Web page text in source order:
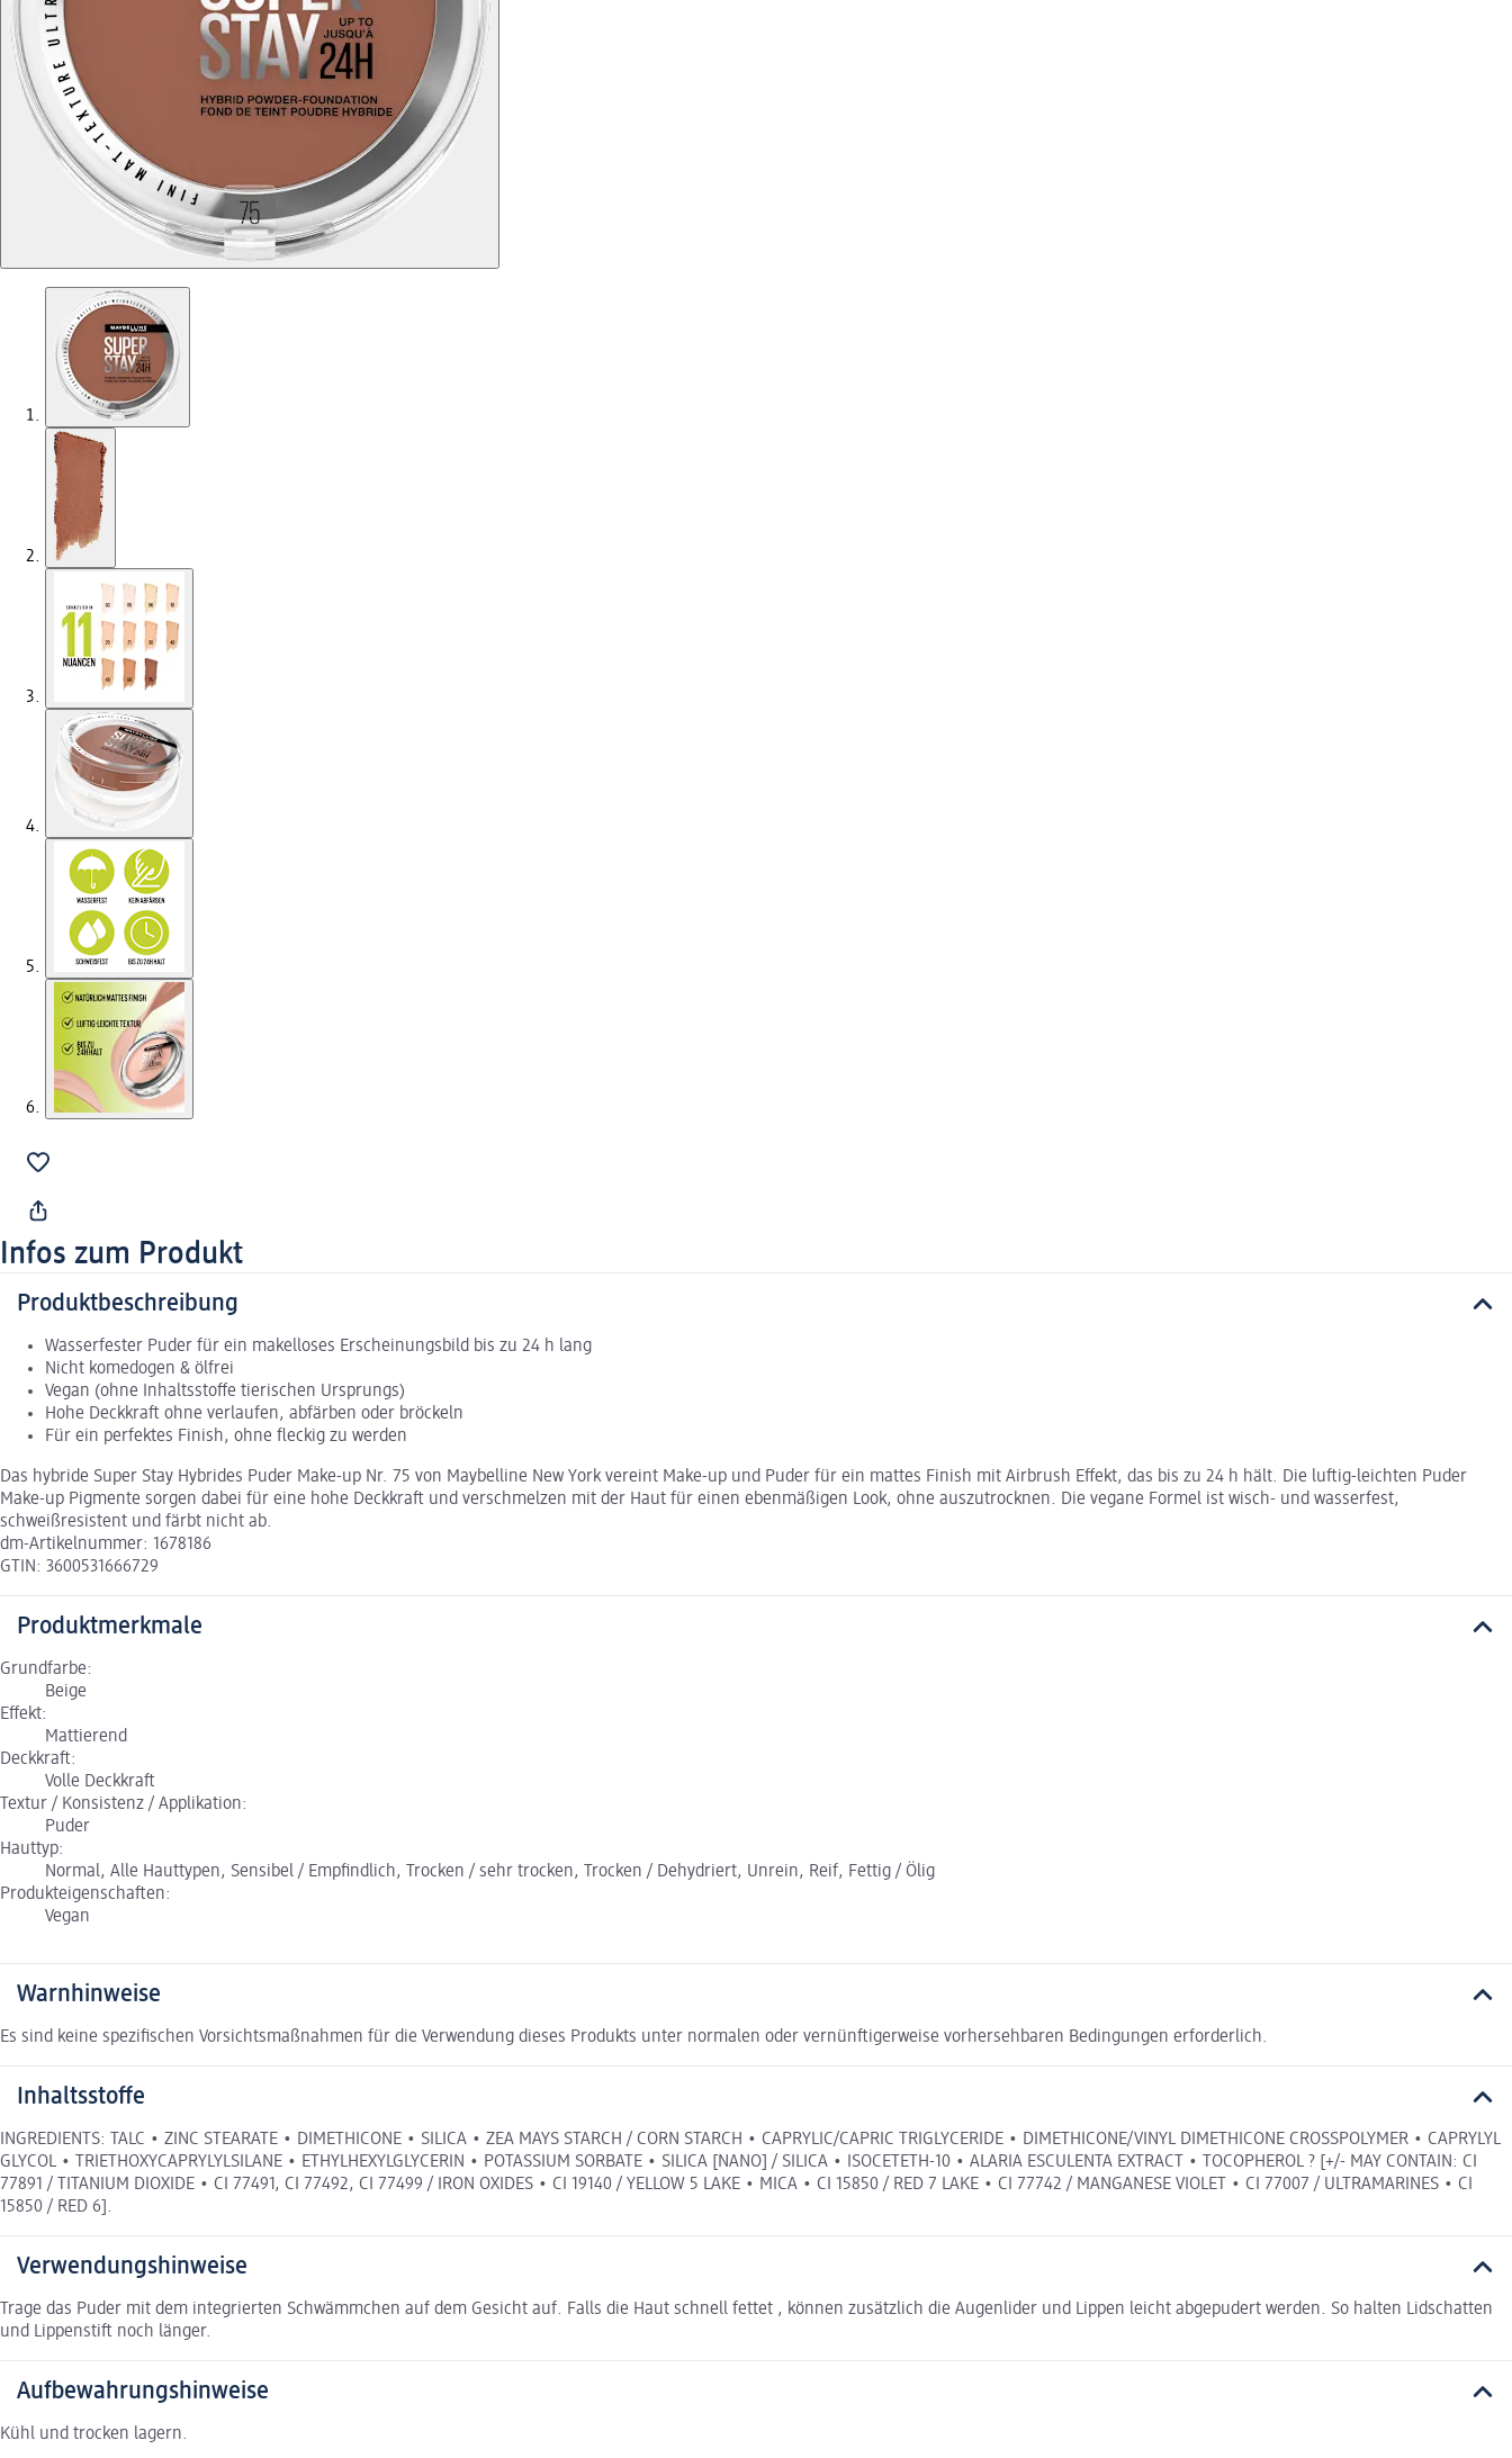
Infos zum Produkt
Produktbeschreibung
Wasserfester Puder für ein makelloses Erscheinungsbild bis zu 24 h lang
Nicht komedogen & ölfrei
Vegan (ohne Inhaltsstoffe tierischen Ursprungs)
Hohe Deckkraft ohne verlaufen, abfärben oder bröckeln
Für ein perfektes Finish, ohne fleckig zu werden
Das hybride Super Stay Hybrides Puder Make-up Nr. 75 von Maybelline New York vereint Make-up und Puder für ein mattes Finish mit Airbrush Effekt, das bis zu 24 h hält. Die luftig-leichten Puder
Make-up Pigmente sorgen dabei für eine hohe Deckkraft und verschmelzen mit der Haut für einen ebenmäßigen Look, ohne auszutrocknen. Die vegane Formel ist wisch- und wasserfest,
schweißresistent und färbt nicht ab.
dm-Artikelnummer: 1678186
GTIN: 3600531666729
Produktmerkmale
Grundfarbe:
Beige
Effekt:
Mattierend
Deckkraft:
Volle Deckkraft
Textur / Konsistenz / Applikation:
Puder
Hauttyp:
Normal, Alle Hauttypen, Sensibel / Empfindlich, Trocken / sehr trocken, Trocken / Dehydriert, Unrein, Reif, Fettig / Ölig
Produkteigenschaften:
Vegan
Warnhinweise
Es sind keine spezifischen Vorsichtsmaßnahmen für die Verwendung dieses Produkts unter normalen oder vernünftigerweise vorhersehbaren Bedingungen erforderlich.
Inhaltsstoffe
INGREDIENTS: TALC • ZINC STEARATE • DIMETHICONE • SILICA • ZEA MAYS STARCH / CORN STARCH • CAPRYLIC/CAPRIC TRIGLYCERIDE • DIMETHICONE/VINYL DIMETHICONE CROSSPOLYMER • CAPRYLYL
GLYCOL • TRIETHOXYCAPRYLYLSILANE • ETHYLHEXYLGLYCERIN • POTASSIUM SORBATE • SILICA [NANO] / SILICA • ISOCETETH-10 • ALARIA ESCULENTA EXTRACT • TOCOPHEROL ? [+/- MAY CONTAIN: CI
77891 / TITANIUM DIOXIDE • CI 77491, CI 77492, CI 77499 / IRON OXIDES • CI 19140 / YELLOW 5 LAKE • MICA • CI 15850 / RED 7 LAKE • CI 77742 / MANGANESE VIOLET • CI 77007 / ULTRAMARINES • CI
15850 / RED 6].
Verwendungshinweise
Trage das Puder mit dem integrierten Schwämmchen auf dem Gesicht auf. Falls die Haut schnell fettet , können zusätzlich die Augenlider und Lippen leicht abgepudert werden. So halten Lidschatten
und Lippenstift noch länger.
Aufbewahrungshinweise
Kühl und trocken lagern.